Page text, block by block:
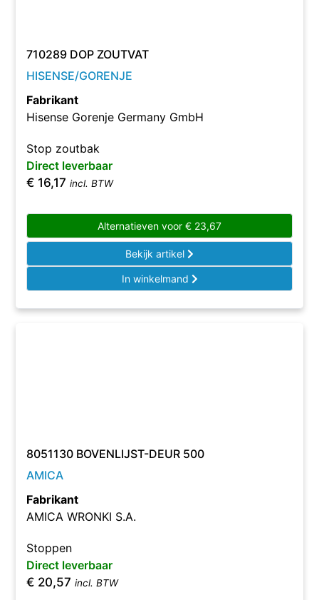
710289 DOP ZOUTVAT
HISENSE/GORENJE
Fabrikant
Hisense Gorenje Germany GmbH
Stop zoutbak
Direct leverbaar
€ 16,17 incl. BTW
Alternatieven voor € 23,67
Bekijk artikel
In winkelmand
8051130 BOVENLIJST-DEUR 500
AMICA
Fabrikant
AMICA WRONKI S.A.
Stoppen
Direct leverbaar
€ 20,57 incl. BTW